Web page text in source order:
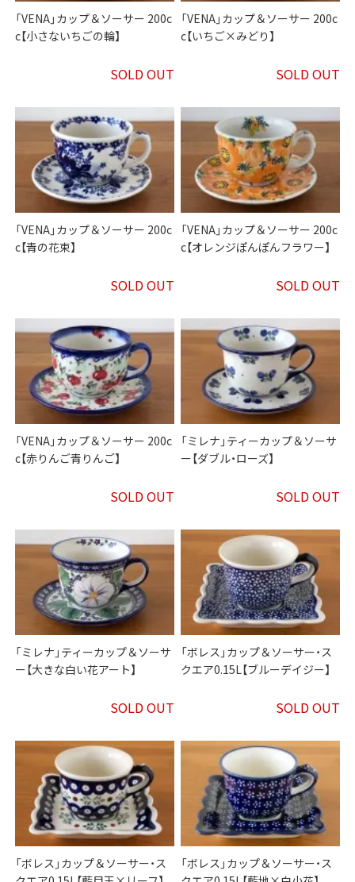
「VENA」カップ＆ソーサー 200c
c【小さないちごの輪】
SOLD OUT
「VENA」カップ＆ソーサー 200c
c【いちご×みどり】
SOLD OUT
「VENA」カップ＆ソーサー 200c
c【青の花束】
SOLD OUT
「VENA」カップ＆ソーサー 200c
c【オレンジぽんぽんフラワー】
SOLD OUT
「VENA」カップ＆ソーサー 200c
c【赤りんご青りんご】
SOLD OUT
「ミレナ」ティーカップ＆ソーサ
ー【ダブル・ローズ】
SOLD OUT
「ミレナ」ティーカップ＆ソーサ
ー【大きな白い花アート】
SOLD OUT
「ボレス」カップ＆ソーサー・ス
クエア0.15L【ブルーデイジー】
SOLD OUT
「ボレス」カップ＆ソーサー・ス
「ボレス」カップ＆ソーサー・ス